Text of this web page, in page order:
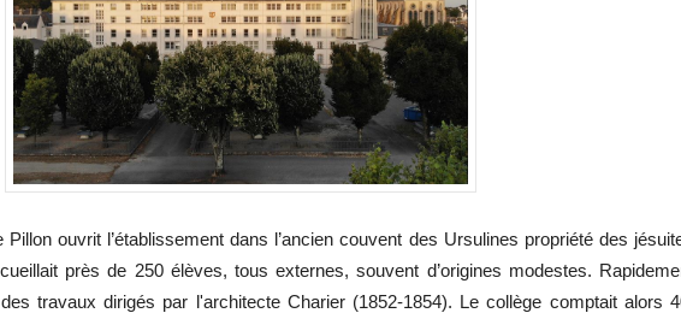
ouvrit l’établissement dans l’ancien couvent des Ursulines propriété des
près de 250 élèves, tous externes, souvent d’origines modestes.
travaux dirigés par l'architecte Charier (1852-1854). Le collège comptait alors